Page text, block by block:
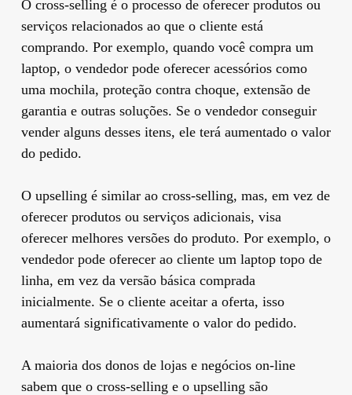
O cross-selling é o processo de oferecer produtos ou
serviços relacionados ao que o cliente está
comprando. Por exemplo, quando você compra um
laptop, o vendedor pode oferecer acessórios como
uma mochila, proteção contra choque, extensão de
garantia e outras soluções. Se o vendedor conseguir
vender alguns desses itens, ele terá aumentado o valor
do pedido.
O upselling é similar ao cross-selling, mas, em vez de
oferecer produtos ou serviços adicionais, visa
oferecer melhores versões do produto. Por exemplo, o
vendedor pode oferecer ao cliente um laptop topo de
linha, em vez da versão básica comprada
inicialmente. Se o cliente aceitar a oferta, isso
aumentará significativamente o valor do pedido.
A maioria dos donos de lojas e negócios on-line
sabem que o cross-selling e o upselling são